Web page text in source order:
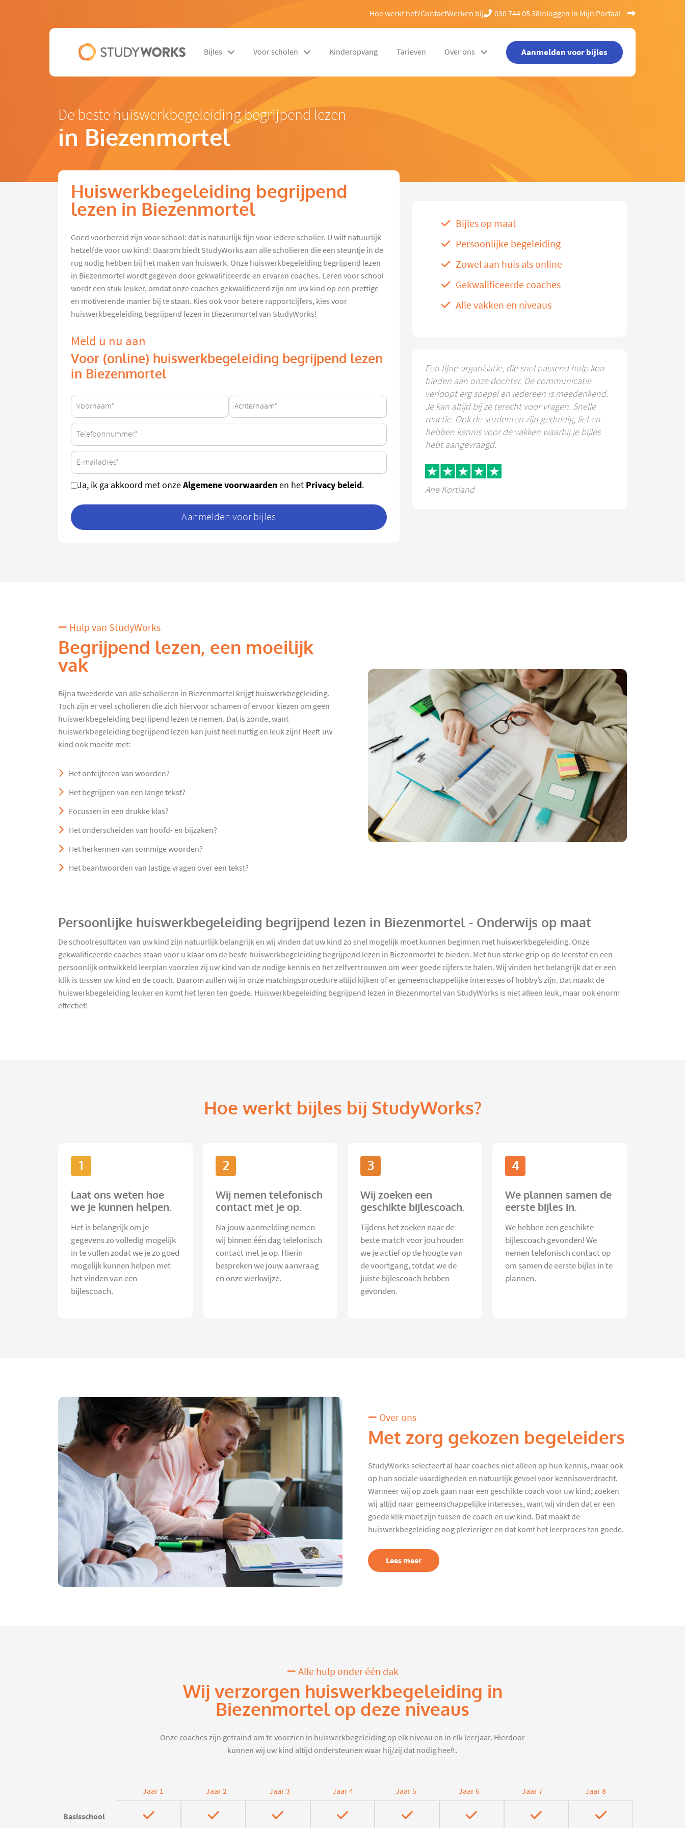
Hoe werkt het?ContactWerken bij 030 744 05 38Inloggen in Mijn Portaal
Bijles Voor scholen Kinderopvang Tarieven Over ons Aanmelden voor bijles
De beste huiswerkbegeleiding begrijpend lezen
in Biezenmortel
Huiswerkbegeleiding begrijpend
lezen in Biezenmortel
Goed voorbereid zijn voor school: dat is natuurlijk fijn voor iedere scholier. U wilt natuurlijk
hetzelfde voor uw kind! Daarom biedt StudyWorks aan alle scholieren die een steuntje in de
rug nodig hebben bij het maken van huiswerk. Onze huiswerkbegeleiding begrijpend lezen
in Biezenmortel wordt gegeven door gekwalificeerde en ervaren coaches. Leren voor school
wordt een stuk leuker, omdat onze coaches gekwalificeerd zijn om uw kind op een prettige
en motiverende manier bij te staan. Kies ook voor betere rapportcijfers, kies voor
huiswerkbegeleiding begrijpend lezen in Biezenmortel van StudyWorks!
Meld u nu aan
Voor (online) huiswerkbegeleiding begrijpend lezen
in Biezenmortel
Ja, ik ga akkoord met onzeAlgemene voorwaardenen het Privacy beleid.
Aanmelden voor bijles
Bijles op maat
Persoonlijke begeleiding
Zowel aan huis als online
Gekwalificeerde coaches
Alle vakken en niveaus
Een fijne organisatie, die snel passend hulp kon
bieden aan onze dochter. De communicatie
verloopt erg soepel en iedereen is meedenkend.
Je kan altijd bij ze terecht voor vragen. Snelle
reactie. Ook de studenten zijn geduldig, lief en
hebben kennis voor de vakken waarbij je bijles
hebt aangevraagd.
Arie Kortland
Hulp van StudyWorks
Begrijpend lezen, een moeilijk
vak
Bijna tweederde van alle scholieren in Biezenmortel krijgt huiswerkbegeleiding.
Toch zijn er veel scholieren die zich hiervoor schamen of ervoor kiezen om geen
huiswerkbegeleiding begrijpend lezen te nemen. Dat is zonde, want
huiswerkbegeleiding begrijpend lezen kan juist heel nuttig en leuk zijn! Heeft uw
kind ook moeite met:
Het ontcijferen van woorden?
Het begrijpen van een lange tekst?
Focussen in een drukke klas?
Het onderscheiden van hoofd- en bijzaken?
Het herkennen van sommige woorden?
Het beantwoorden van lastige vragen over een tekst?
Persoonlijke huiswerkbegeleiding begrijpend lezen in Biezenmortel - Onderwijs op maat
De schoolresultaten van uw kind zijn natuurlijk belangrijk en wij vinden dat uw kind zo snel mogelijk moet kunnen beginnen met huiswerkbegeleiding. Onze
gekwalificeerde coaches staan voor u klaar om de beste huiswerkbegeleiding begrijpend lezen in Biezenmortel te bieden. Met hun sterke grip op de leerstof en een
persoonlijk ontwikkeld leerplan voorzien zij uw kind van de nodige kennis en het zelfvertrouwen om weer goede cijfers te halen. Wij vinden het belangrijk dat er een
klik is tussen uw kind en de coach. Daarom zullen wij in onze matchingsprocedure altijd kijken of er gemeenschappelijke interesses of hobby’s zijn. Dat maakt de
huiswerkbegeleiding leuker en komt het leren ten goede. Huiswerkbegeleiding begrijpend lezen in Biezenmortel van StudyWorks is niet alleen leuk, maar ook enorm
effectief!
Hoe werkt bijles bij StudyWorks?
1
Laat ons weten hoe
we je kunnen helpen.
Het is belangrijk om je
gegevens zo volledig mogelijk
in te vullen zodat we je zo goed
mogelijk kunnen helpen met
het vinden van een
bijlescoach.
2
Wij nemen telefonisch
contact met je op.
Na jouw aanmelding nemen
wij binnen één dag telefonisch
contact met je op. Hierin
bespreken we jouw aanvraag
en onze werkwijze.
3
Wij zoeken een
geschikte bijlescoach.
Tijdens het zoeken naar de
beste match voor jou houden
we je actief op de hoogte van
de voortgang, totdat we de
juiste bijlescoach hebben
gevonden.
4
We plannen samen de
eerste bijles in.
We hebben een geschikte
bijlescoach gevonden! We
nemen telefonisch contact op
om samen de eerste bijles in te
plannen.
Over ons
Met zorg gekozen begeleiders
StudyWorks selecteert al haar coaches niet alleen op hun kennis, maar ook
op hun sociale vaardigheden en natuurlijk gevoel voor kennisoverdracht.
Wanneer wij op zoek gaan naar een geschikte coach voor uw kind, zoeken
wij altijd naar gemeenschappelijke interesses, want wij vinden dat er een
goede klik moet zijn tussen de coach en uw kind. Dat maakt de
huiswerkbegeleiding nog plezieriger en dat komt het leerproces ten goede.
Lees meer
Alle hulp onder één dak
Wij verzorgen huiswerkbegeleiding in
Biezenmortel op deze niveaus
Onze coaches zijn getraind om te voorzien in huiswerkbegeleiding op elk niveau en in elk leerjaar. Hierdoor
kunnen wij uw kind altijd ondersteunen waar hij/zij dat nodig heeft.
Jaar 1 Jaar 2 Jaar 3 Jaar 4 Jaar 5 Jaar 6 Jaar 7 Jaar 8
Basisschool